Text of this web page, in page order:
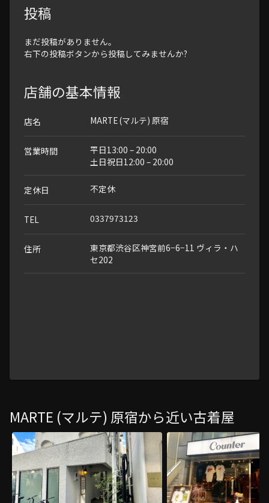
投稿
まだ投稿がありません。
右下の投稿ボタンから投稿してみませんか?
店舗の基本情報
店名 MARTE (マルテ) 原宿
営業時間
平日13:00 – 20:00
土日祝日12:00 – 20:00
定休日 不定休
TEL 0337973123
住所
東京都渋谷区神宮前6−6−11 ヴィラ・ハ
セ202
MARTE (マルテ) 原宿から近い古着屋